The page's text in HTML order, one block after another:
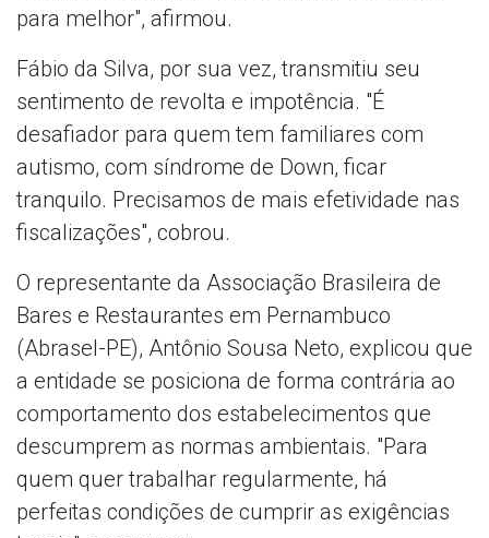
para melhor", afirmou.
Fábio da Silva, por sua vez, transmitiu seu
sentimento de revolta e impotência. "É
desafiador para quem tem familiares com
autismo, com síndrome de Down, ficar
tranquilo. Precisamos de mais efetividade nas
fiscalizações", cobrou.
O representante da Associação Brasileira de
Bares e Restaurantes em Pernambuco
(Abrasel-PE), Antônio Sousa Neto, explicou que
a entidade se posiciona de forma contrária ao
comportamento dos estabelecimentos que
descumprem as normas ambientais. "Para
quem quer trabalhar regularmente, há
perfeitas condições de cumprir as exigências